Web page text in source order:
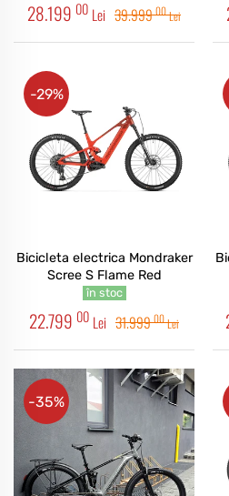
28.199 00 Lei 39.99900Lei
Bicicleta electrica Mondraker
Scree S Flame Red
în stoc
22.799 00 Lei 31.99900Lei
-29%
-35%